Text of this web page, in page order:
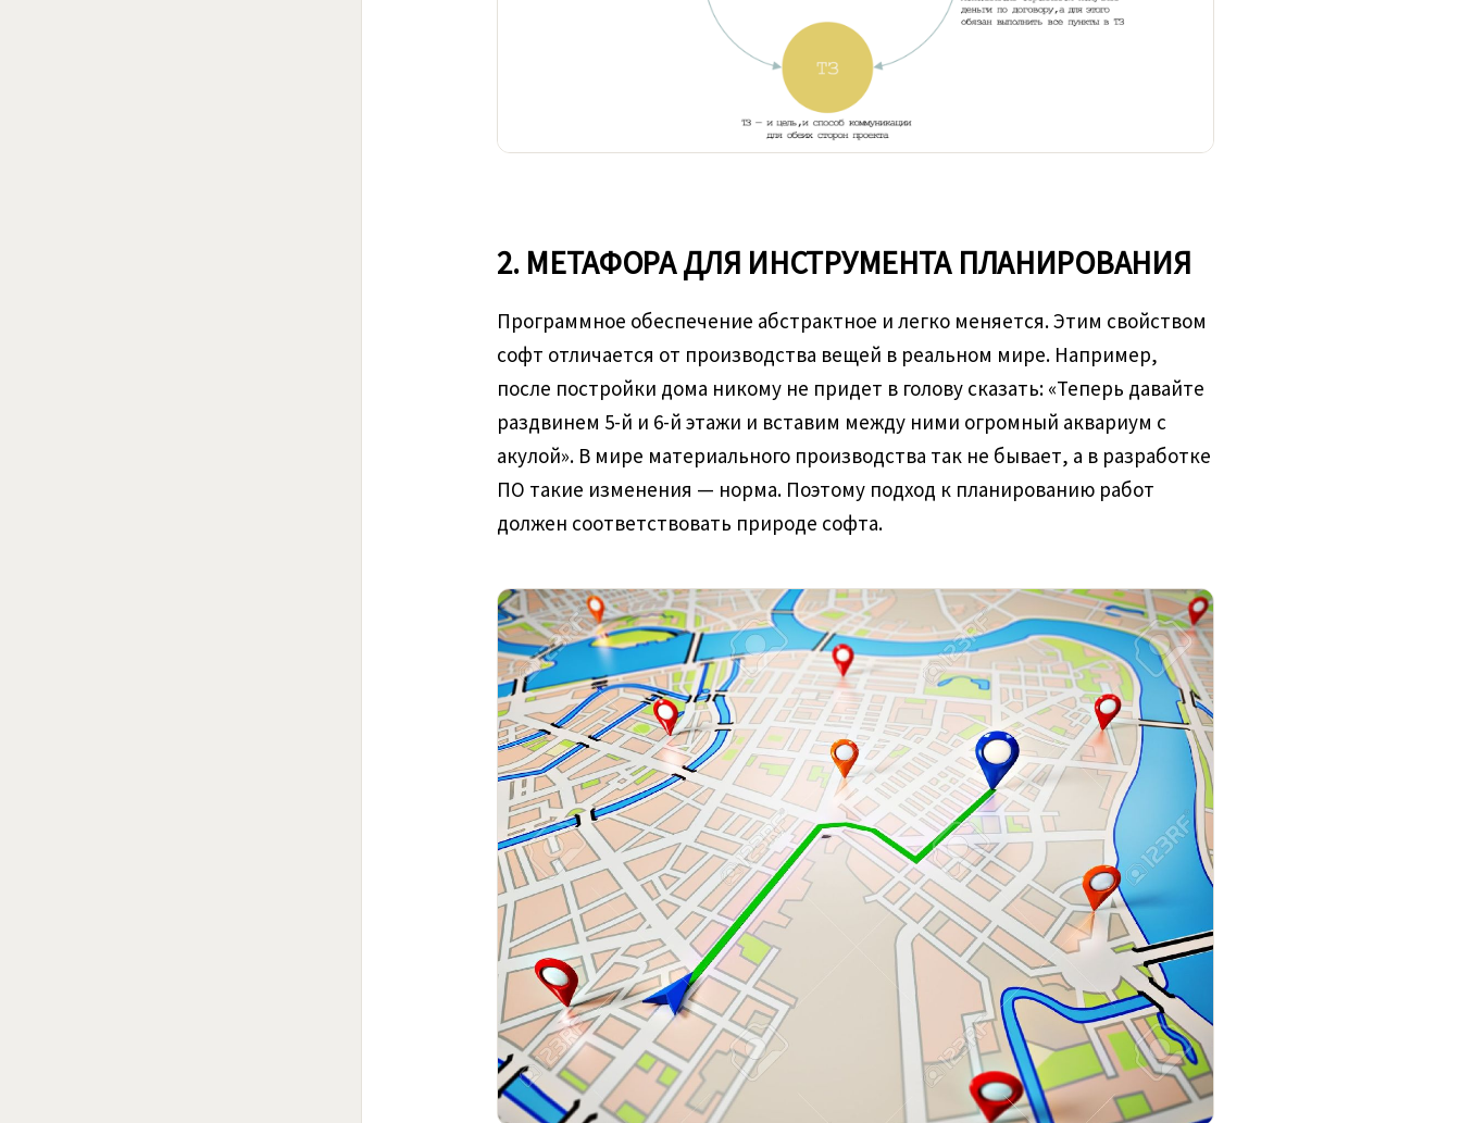
2. МЕТАФОРА ДЛЯ ИНСТРУМЕНТА ПЛАНИРОВАНИЯ
Программное обеспечение абстрактное и легко меняется. Этим свойством
софт отличается от производства вещей в реальном мире. Например,
после постройки дома никому не придет в голову сказать: «Теперь давайте
раздвинем 5-й и 6-й этажи и вставим между ними огромный аквариум с
акулой». В мире материального производства так не бывает, а в разработке
ПО такие изменения — норма. Поэтому подход к планированию работ
должен соответствовать природе софта.